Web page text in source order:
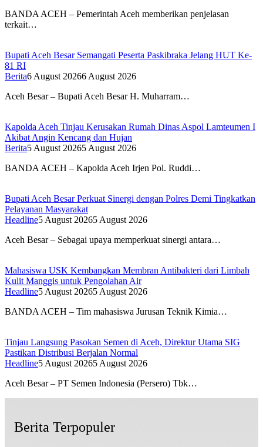
BANDA ACEH – Pemerintah Aceh memberikan penjelasan
terkait…
Bupati Aceh Besar Semangati Peserta Paskibraka Jelang HUT Ke-
81 RI
Berita6 August 20266 August 2026
Aceh Besar – Bupati Aceh Besar H. Muharram…
Kapolda Aceh Tinjau Kerusakan Rumah Dinas Aspol Lamteumen I
Akibat Angin Kencang dan Hujan
Berita5 August 20265 August 2026
BANDA ACEH – Kapolda Aceh Irjen Pol. Ruddi…
Bupati Aceh Besar Perkuat Sinergi dengan Polres Demi Tingkatkan
Pelayanan Masyarakat
Headline5 August 20265 August 2026
Aceh Besar – Sebagai upaya memperkuat sinergi antara…
Mahasiswa USK Kembangkan Membran Antibakteri dari Limbah
Kulit Manggis untuk Pengolahan Air
Headline5 August 20265 August 2026
BANDA ACEH – Tim mahasiswa Jurusan Teknik Kimia…
Tinjau Langsung Pasokan Semen di Aceh, Direktur Utama SIG
Pastikan Distribusi Berjalan Normal
Headline5 August 20265 August 2026
Aceh Besar – PT Semen Indonesia (Persero) Tbk…
Berita Terpopuler